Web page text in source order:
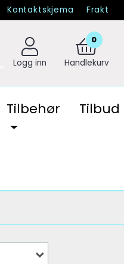
Kontaktskjema Frakt
Logg inn
0
Handlekurv
Tilbehør Tilbud